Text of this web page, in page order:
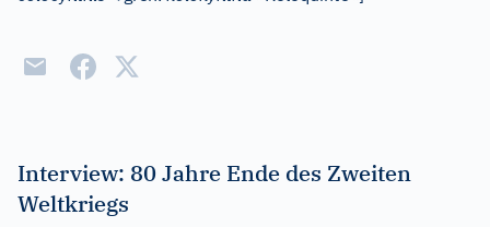
Interview: 80 Jahre Ende des Zweiten
Weltkriegs